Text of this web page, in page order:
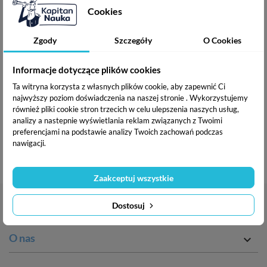
Wiek: 3-7 lat
Cena
podstawowa
59,90 złCena
47,92 zł
Dodaj do koszyka
Cookies
Zgody Szczegóły O Cookies
Informacje dotyczące plików cookies
Ta witryna korzysta z własnych plików cookie, aby zapewnić Ci
najwyższy poziom doświadczenia na naszej stronie . Wykorzystujemy
również pliki cookie stron trzecich w celu ulepszenia naszych usług,
analizy a nastepnie wyświetlania reklam związanych z Twoimi
preferencjami na podstawie analizy Twoich zachowań podczas
nawigacji.
Dostosuj
Zaakceptuj wszystkie
O nas 